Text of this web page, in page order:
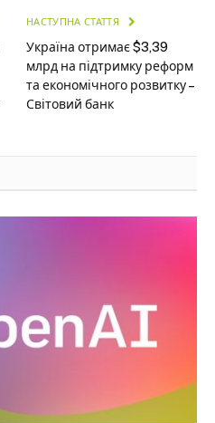
НАСТУПНА СТАТТЯ
Україна отримає $3,39
млрд на підтримку реформ
та економічного розвитку –
Світовий банк